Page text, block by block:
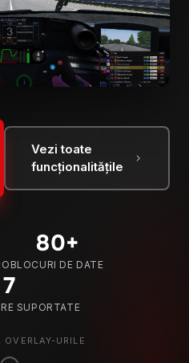
Vezi toate
funcționalitățile
80+
BLOCURI DE DATE
7
SUPORTATE
OVERLAY-URILE